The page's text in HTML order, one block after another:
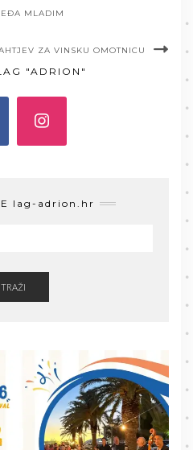
MLADIM
ZA VINSKU OMOTNICU
"ADRION"
lag-adrion.hr
TRAŽI